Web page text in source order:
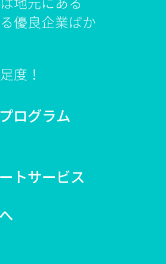
優良企業ばか
度！
ログラム
トサービス